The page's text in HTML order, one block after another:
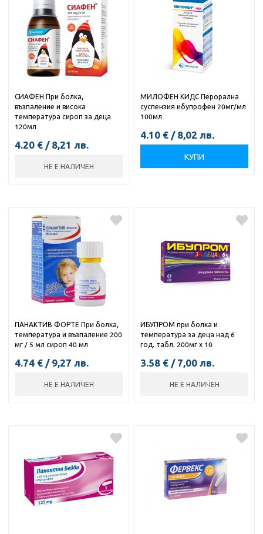
СИАФЕН При болка,
възпаление и висока
температура сироп за деца
120мл
4.20 € / 8,21 лв.
НЕ Е НАЛИЧЕН
МИЛОФЕН КИДС Перорална
суспензия ибупрофен 20мг/мл
100мл
4.10 € / 8,02 лв.
КУПИ
ПАНАКТИВ ФОРТЕ При болка,
температура и възпаление 200
мг / 5 мл сироп 40 мл
4.74 € / 9,27 лв.
НЕ Е НАЛИЧЕН
ИБУПРОМ при болка и
температура за деца над 6
год. табл. 200мг х 10
3.58 € / 7,00 лв.
НЕ Е НАЛИЧЕН